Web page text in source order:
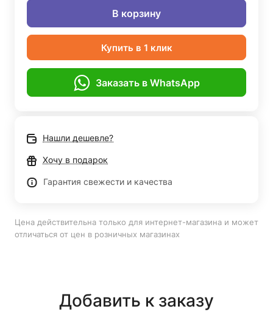
В корзину
Купить в 1 клик
Заказать в WhatsApp
Нашли дешевле?
Хочу в подарок
Гарантия свежести и качества
Цена действительна только для интернет-магазина и может
отличаться от цен в розничных магазинах
Добавить к заказу